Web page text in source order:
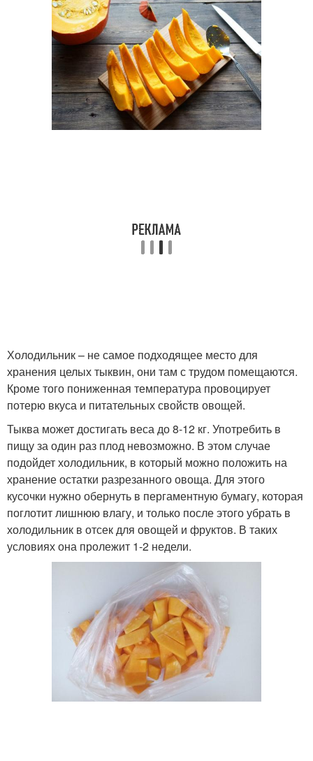
Холодильник – не самое подходящее место для
хранения целых тыквин, они там с трудом помещаются.
Кроме того пониженная температура провоцирует
потерю вкуса и питательных свойств овощей.
Тыква может достигать веса до 8-12 кг. Употребить в
пищу за один раз плод невозможно. В этом случае
подойдет холодильник, в который можно положить на
хранение остатки разрезанного овоща. Для этого
кусочки нужно обернуть в пергаментную бумагу, которая
поглотит лишнюю влагу, и только после этого убрать в
холодильник в отсек для овощей и фруктов. В таких
условиях она пролежит 1-2 недели.